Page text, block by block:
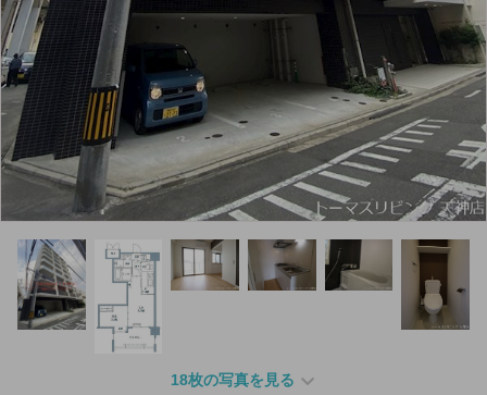
18枚の写真を見る